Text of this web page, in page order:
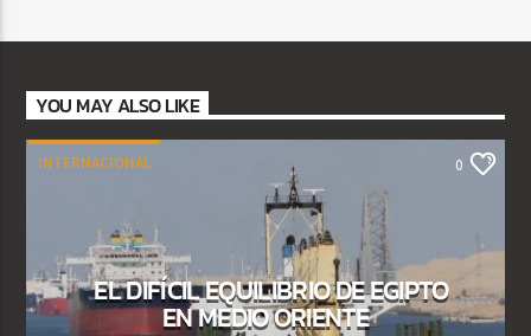
YOU MAY ALSO LIKE
INTERNACIONAL 0
EL DIFÍCIL EQUILIBRIO DE EGIPTO
EN MEDIO ORIENTE